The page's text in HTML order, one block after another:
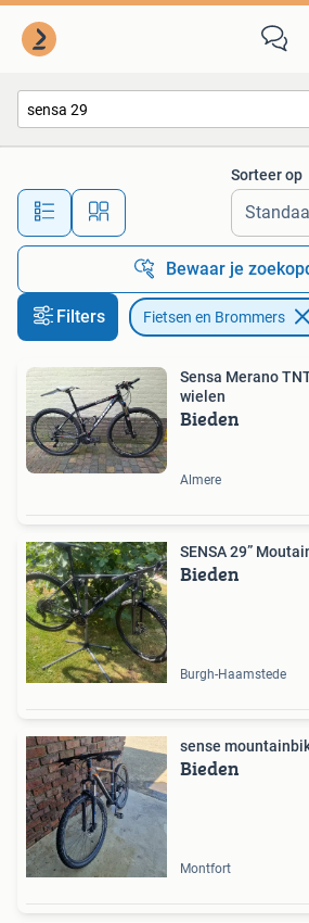
Alle afstanden…
Sorteer op
Bewaar je
Filters Fietsen en Brommers
Sensa Merano
wielen
Bieden
Almere
SENSA 29”
Bieden
Burgh-Haamstede
sense
Bieden
Montfort